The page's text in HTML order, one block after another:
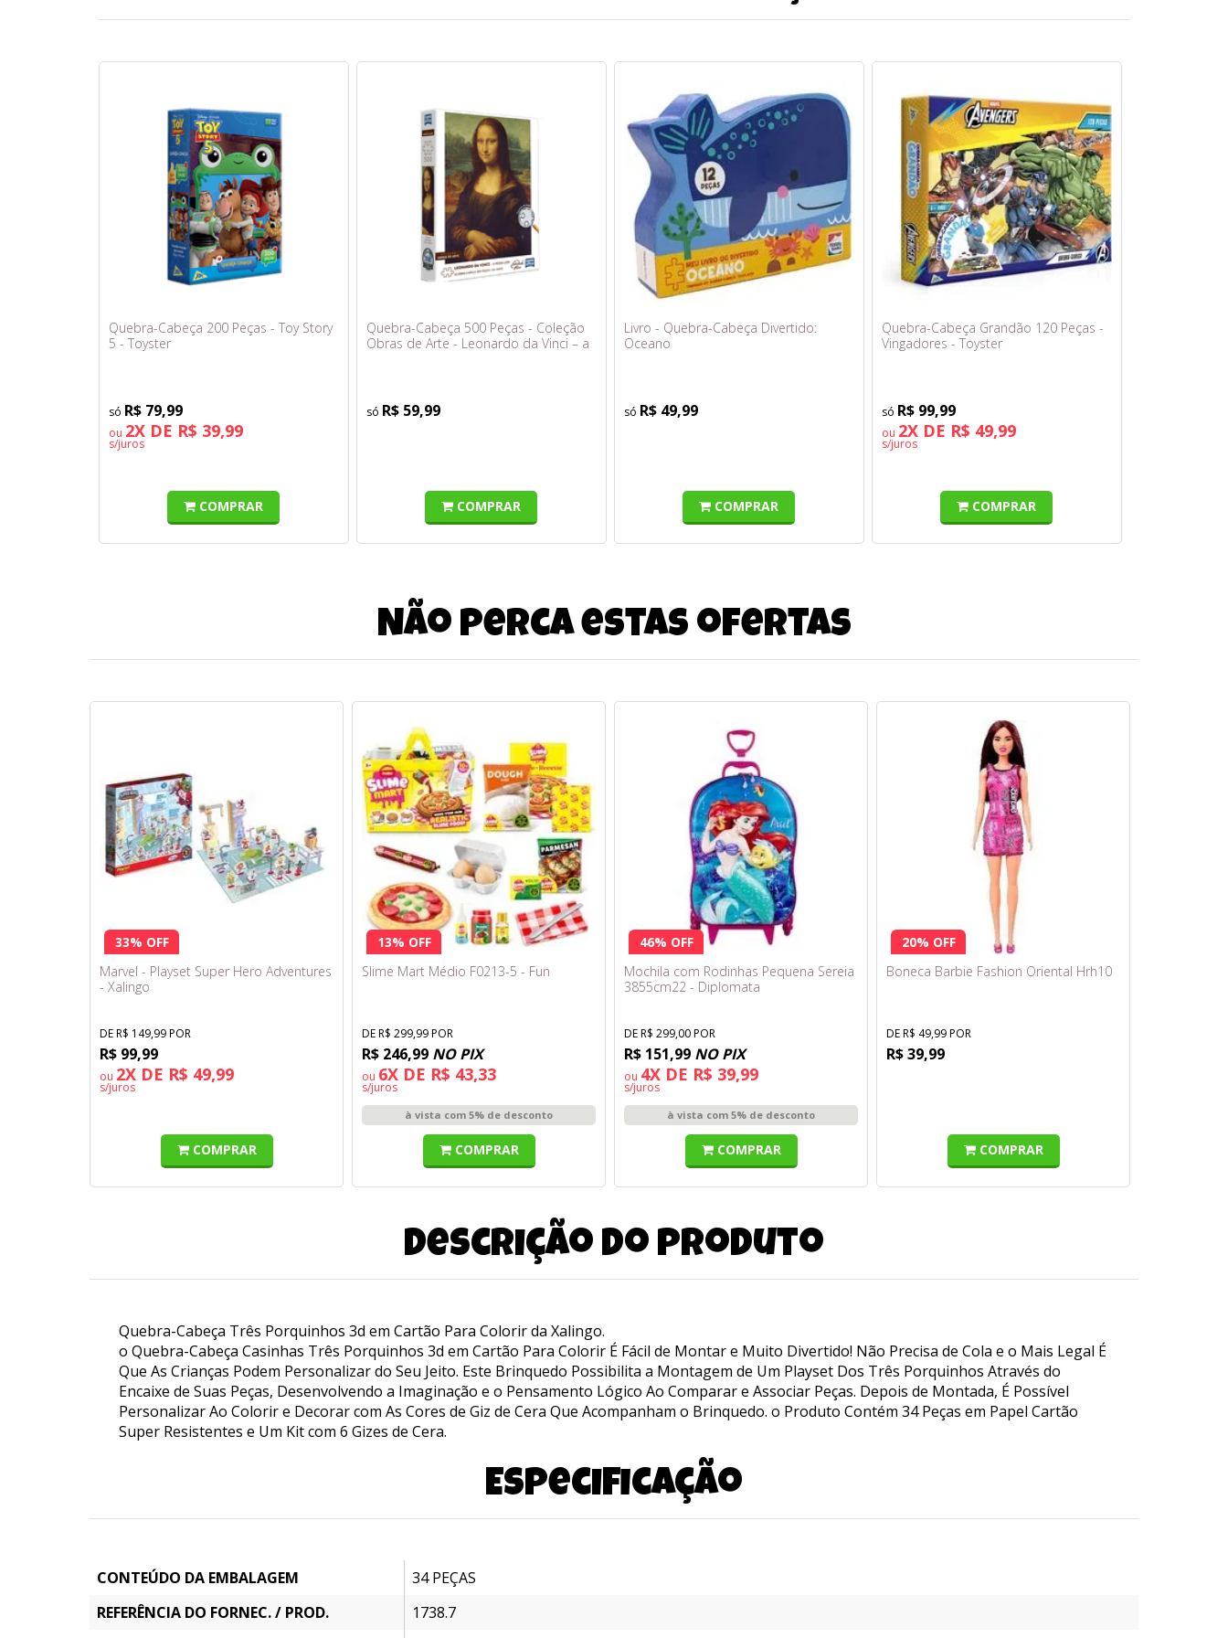
Quebra-Cabeça 200 Peças - Toy Story
5 - Toyster
R$ 79,99
ou 2X DE R$ 39,99
s/juros
COMPRAR
Quebra-Cabeça 500 Peças - Coleção
Obras de Arte - Leonardo da Vinci – a
R$ 59,99
COMPRAR
Livro - Quebra-Cabeça Divertido:
Oceano
R$ 49,99
COMPRAR
Quebra-Cabeça Grandão 120 Peças -
Vingadores - Toyster
R$ 99,99
ou 2X DE R$ 49,99
s/juros
COMPRAR
Não perca estas ofertas
33% OFF
Marvel - Playset Super Hero Adventures
- Xalingo
DE R$ 149,99 POR
R$ 99,99
ou 2X DE R$ 49,99
s/juros
COMPRAR
13% OFF
Slime Mart Médio F0213-5 - Fun
DE R$ 299,99 POR
R$ 246,99 NO PIX
ou 6X DE R$ 43,33
s/juros
à vista com 5% de desconto
COMPRAR
46% OFF
Mochila com Rodinhas Pequena Sereia
3855cm22 - Diplomata
DE R$ 299,00 POR
R$ 151,99 NO PIX
ou 4X DE R$ 39,99
s/juros
à vista com 5% de desconto
COMPRAR
20% OFF
Boneca Barbie Fashion Oriental Hrh10
DE R$ 49,99 POR
R$ 39,99
COMPRAR
Descrição do produto
Quebra-Cabeça Três Porquinhos 3d em Cartão Para Colorir da Xalingo.
o Quebra-Cabeça Casinhas Três Porquinhos 3d em Cartão Para Colorir É Fácil de Montar e Muito Divertido! Não Precisa de Cola e o Mais Legal É
Que As Crianças Podem Personalizar do Seu Jeito. Este Brinquedo Possibilita a Montagem de Um Playset Dos Três Porquinhos Através do
Encaixe de Suas Peças, Desenvolvendo a Imaginação e o Pensamento Lógico Ao Comparar e Associar Peças. Depois de Montada, É Possível
Personalizar Ao Colorir e Decorar com As Cores de Giz de Cera Que Acompanham o Brinquedo. o Produto Contém 34 Peças em Papel Cartão
Super Resistentes e Um Kit com 6 Gizes de Cera.
Especificação
CONTEÚDO DA EMBALAGEM
34 PEÇAS
REFERÊNCIA DO FORNEC. / PROD.
1738.7